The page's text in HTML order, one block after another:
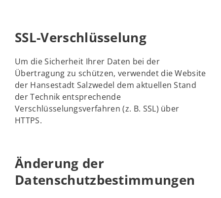
SSL-Verschlüsselung
Um die Sicherheit Ihrer Daten bei der
Übertragung zu schützen, verwendet die Website
der Hansestadt Salzwedel dem aktuellen Stand
der Technik entsprechende
Verschlüsselungsverfahren (z. B. SSL) über
HTTPS.
Änderung der
Datenschutzbestimmungen